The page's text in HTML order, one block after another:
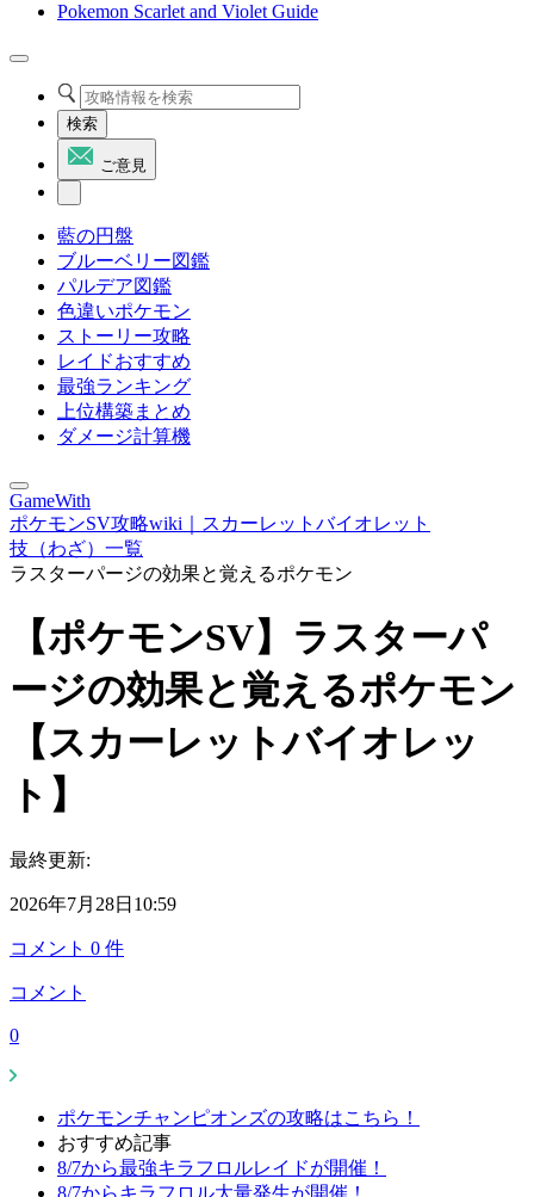
Pokemon Scarlet and Violet Guide
検索
ご意見
藍の円盤
ブルーベリー図鑑
パルデア図鑑
色違いポケモン
ストーリー攻略
レイドおすすめ
最強ランキング
上位構築まとめ
ダメージ計算機
GameWith
ポケモンSV攻略wiki｜スカーレットバイオレット
技（わざ）一覧
ラスターパージの効果と覚えるポケモン
【ポケモンSV】ラスターパ
ージの効果と覚えるポケモン
【スカーレットバイオレッ
ト】
最終更新:
2026年7月28日10:59
コメント 0 件
コメント
0
ポケモンチャンピオンズの攻略はこちら！
おすすめ記事
8/7から最強キラフロルレイドが開催！
8/7からキラフロル大量発生が開催！